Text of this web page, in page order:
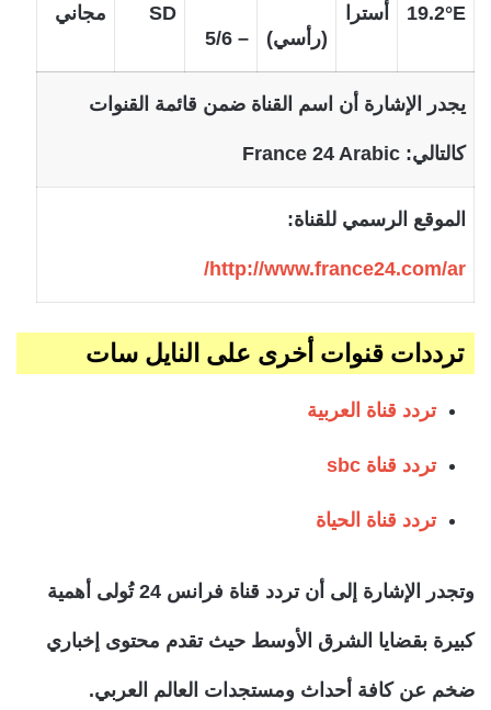
19.2°E
أسترا
(رأسي)
– 5/6
SD مجاني
يجدر الإشارة أن اسم القناة ضمن قائمة القنوات
كالتالي:France 24 Arabic
الموقع الرسمي للقناة:
http://www.france24.com/ar/
ترددات قنوات أخرى على النايل سات
تردد قناة العربية
تردد قناة sbc
تردد قناة الحياة
وتجدر الإشارة إلى أن تردد قناة فرانس 24 تُولى أهمية
كبيرة بقضايا الشرق الأوسط حيث تقدم محتوى إخباري
ضخم عن كافة أحداث ومستجدات العالم العربي.